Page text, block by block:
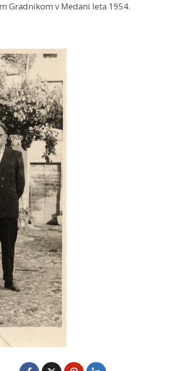
Gradnikom v Medani leta 1954.